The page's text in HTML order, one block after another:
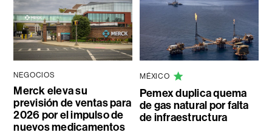
NEGOCIOS
Merck eleva su
previsión de ventas para
2026 por el impulso de
nuevos medicamentos
MÉXICO
Pemex duplica quema
de gas natural por falta
de infraestructura